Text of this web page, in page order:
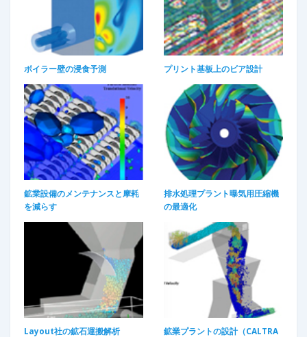
ボイラー壁の浸食予測 プリント基板上のビア設計
鉱業設備のメンテナンスと摩耗
を減らす​
排水処理プラント曝気用圧縮機
の最適化​
Layout社の鉱石運搬解析
鉱業プラントの設計（CALTRA